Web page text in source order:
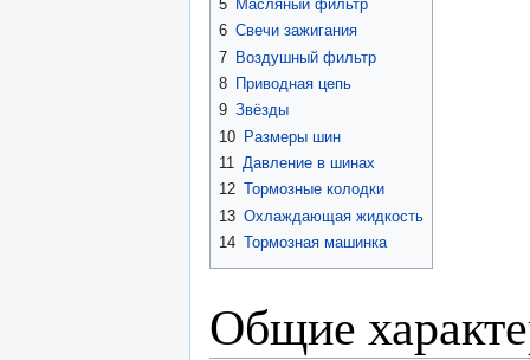
5 Масляный фильтр
6 Свечи зажигания
7 Воздушный фильтр
8 Приводная цепь
9 Звёзды
10 Размеры шин
11
Давление в шинах
12 Тормозные колодки
13 Охлаждающая жидкость
14 Тормозная машинка
Общие